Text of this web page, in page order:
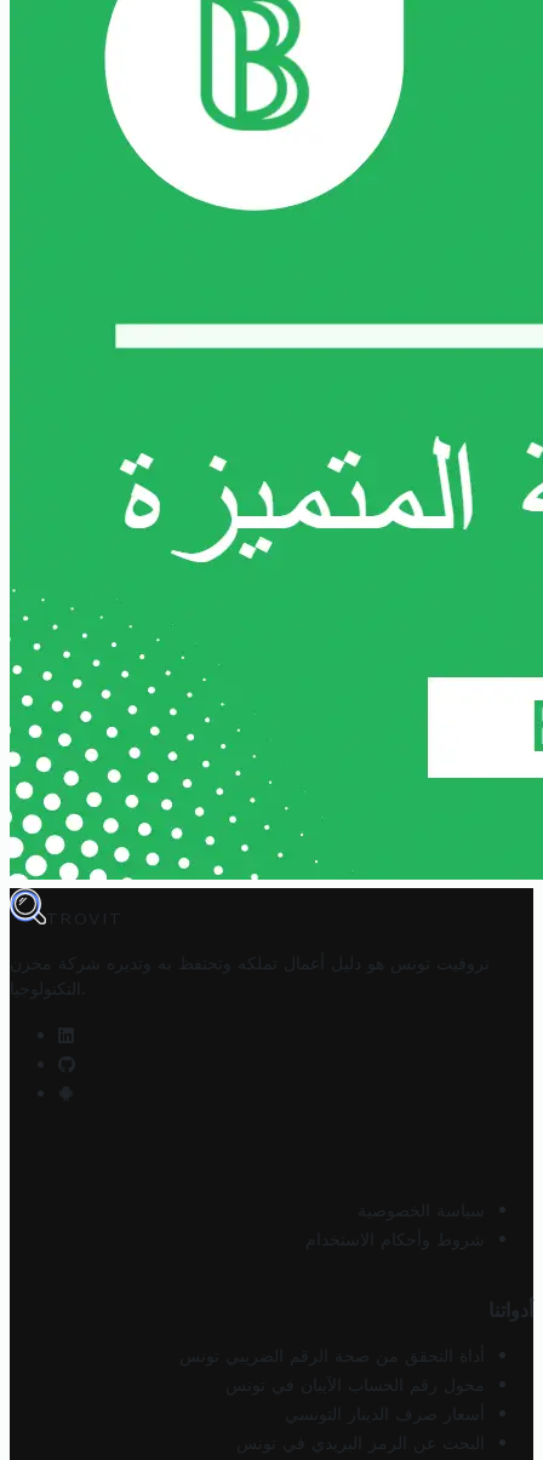
TROVIT
تروفيت تونس هو دليل أعمال تملكه وتحتفظ به وتديره
شركة مخزن
التكنولوجيا
سياسة الخصوصية
شروط وأحكام الاستخدام
أدواتنا
أداة التحقق من صحة الرقم الضريبي تونس
محول رقم الحساب الآيبان في تونس
أسعار صرف الدينار التونسي
البحث عن الرمز البريدي في تونس